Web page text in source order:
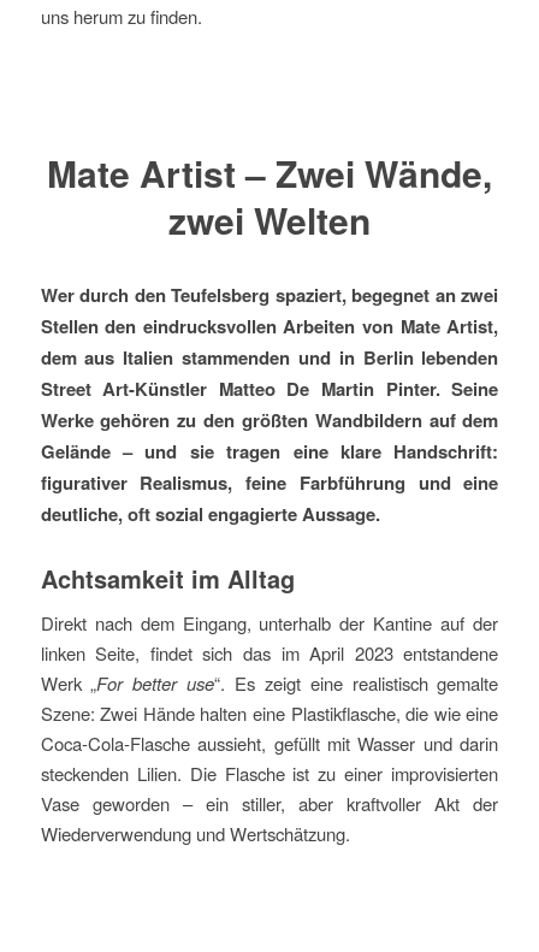
uns herum zu finden.
Mate Artist – Zwei Wände,
zwei Welten
Wer durch den Teufelsberg spaziert, begegnet an zwei
Stellen den eindrucksvollen Arbeiten von Mate Artist,
dem aus Italien stammenden und in Berlin lebenden
Street Art-Künstler Matteo De Martin Pinter. Seine
Werke gehören zu den größten Wandbildern auf dem
Gelände – und sie tragen eine klare Handschrift:
figurativer Realismus, feine Farbführung und eine
deutliche, oft sozial engagierte Aussage.
Achtsamkeit im Alltag
Direkt nach dem Eingang, unterhalb der Kantine auf der
linken Seite, findet sich das im April 2023 entstandene
Werk „For better use“. Es zeigt eine realistisch gemalte
Szene: Zwei Hände halten eine Plastikflasche, die wie eine
Coca-Cola-Flasche aussieht, gefüllt mit Wasser und darin
steckenden Lilien. Die Flasche ist zu einer improvisierten
Vase geworden – ein stiller, aber kraftvoller Akt der
Wiederverwendung und Wertschätzung.